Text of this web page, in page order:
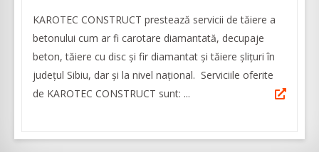
KAROTEC CONSTRUCT prestează servicii de tăiere a
betonului cum ar fi carotare diamantată, decupaje
beton, tăiere cu disc şi fir diamantat şi tăiere şliţuri în
judeţul Sibiu, dar şi la nivel naţional. Serviciile oferite
de KAROTEC CONSTRUCT sunt: ...